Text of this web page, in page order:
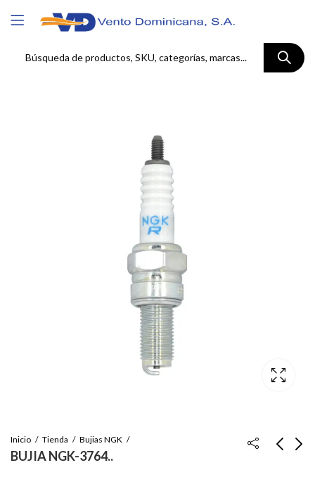
Inicio Tienda Bujias NGK
BUJIA NGK-3764..